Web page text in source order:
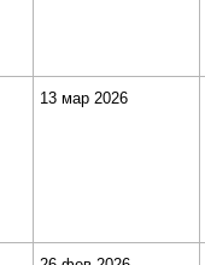
13 мар 2026